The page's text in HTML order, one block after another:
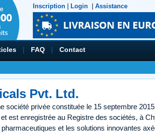
Inscription Login Assistance
| FAQ | Contact
Pvt. Ltd.
société privée constituée le 15 septembre
est enregistrée au Registre des sociétés, à
et les solutions innovantes